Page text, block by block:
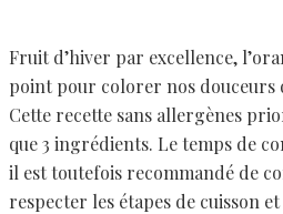
Fruit d’hiver par excellence,
point pour colorer nos douceurs
Cette recette sans allergènes
que 3 ingrédients. Le temps de
il est toutefois recommandé de
respecter les étapes de cuisson